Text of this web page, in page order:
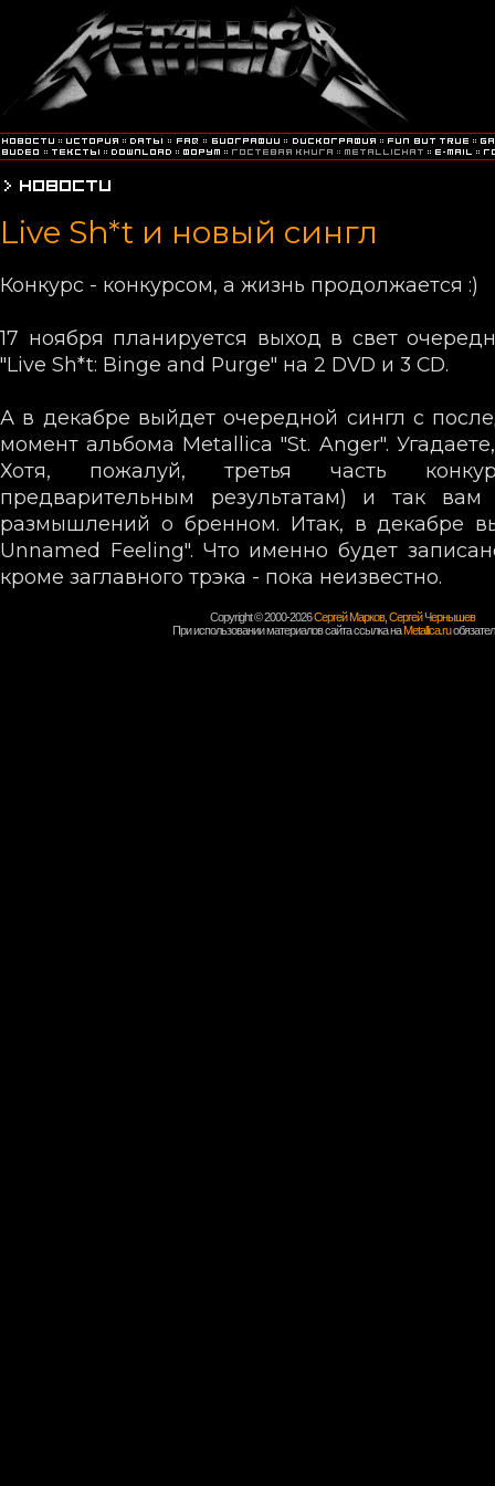
Live Sh*t и новый сингл
Конкурс - конкурсом, а жизнь продолжается :)
17 ноября планируется выход в свет
"Live Sh*t: Binge and Purge" на 2 DVD и 3 CD.
А в декабре выйдет очередной сингл с
момент альбома Metallica "St. Anger".
Хотя, пожалуй, третья часть
предварительным результатам) и так
размышлений о бренном. Итак, в декабре
Unnamed Feeling". Что именно будет
кроме заглавного трэка - пока неизвестно.
Copyright © 2000-2026Сергей Марков, Сергей Чернышев
При использовании материалов сайта ссылка наMetallica.ru